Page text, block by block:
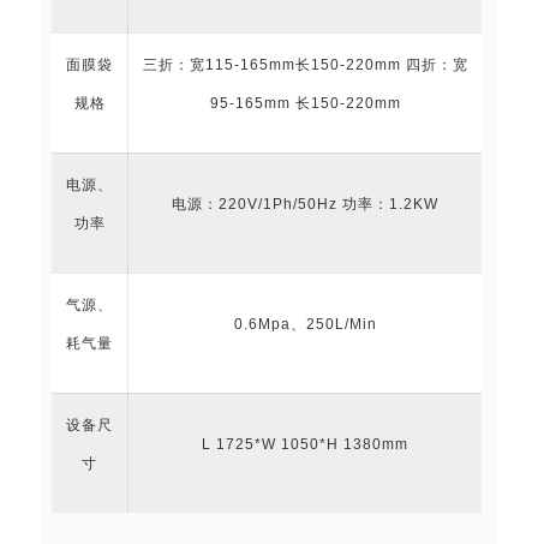
面膜袋
规格
三折：宽115-165mm长150-220mm 四折：宽
95-165mm 长150-220mm
电源、
功率
电源：220V/1Ph/50Hz 功率：1.2KW
气源、
耗气量
0.6Mpa、250L/Min
设备尺
寸
L 1725*W 1050*H 1380mm